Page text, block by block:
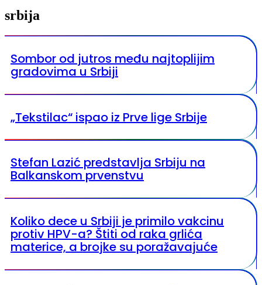
srbija
Sombor od jutros među najtoplijim
gradovima u Srbiji
„Tekstilac“ ispao iz Prve lige Srbije
Stefan Lazić predstavlja Srbiju na
Balkanskom prvenstvu
Koliko dece u Srbiji je primilo vakcinu
protiv HPV-a? Štiti od raka grlića
materice, a brojke su poražavajuće